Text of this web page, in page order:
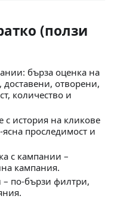
(ползи
бърза оценка на
доставени, отворени,
количество и
с история на кликове
проследимост и
с кампании –
кампания.
по‑бързи филтри,